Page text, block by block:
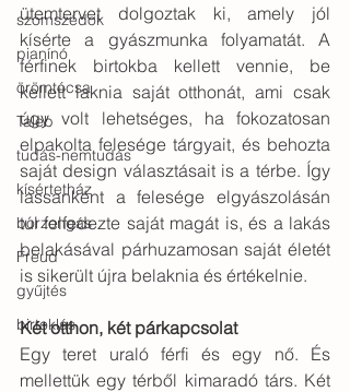
szomszédok
pianínó
örömtócsa
Taleb
tudás-nemtudás
kísértetház
borzongás
Freud
gyűjtés
birtoklás
ütemtervet dolgoztak ki, amely jól
kísérte a gyászmunka folyamatát. A
férfinek birtokba kellett vennie, be
kellett laknia saját otthonát, ami csak
úgy volt lehetséges, ha fokozatosan
elpakolta felesége tárgyait, és behozta
saját design választásait is a térbe. Így
lassanként a felesége elgyászolásán
túl felfedezte saját magát is, és a lakás
belakásával párhuzamosan saját életét
is sikerült újra belaknia és értékelnie.
Két otthon, két párkapcsolat
Egy teret uraló férfi és egy nő. És
mellettük egy térből kimaradó társ. Két